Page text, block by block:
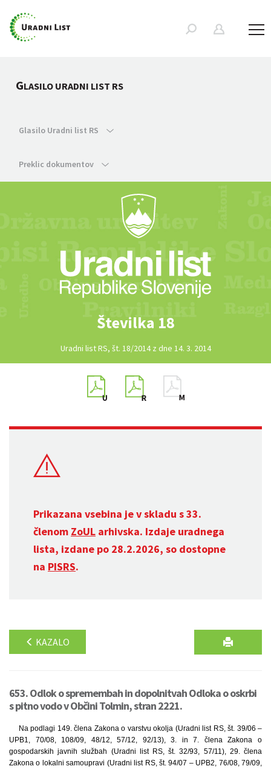
GLASILO URADNI LIST RS
Glasilo Uradni list RS
Preklic dokumentov
Številka 18
Uradni list RS, št. 18/2014 z dne 14. 3. 2014
Prikazana vsebina je v skladu s 33.
členom ZoUL arhivska. Izdaje uradnega
lista, izdane po 28.2.2026, so dostopne
na PISRS.
KAZALO
653. Odlok o spremembah in dopolnitvah Odloka o oskrbi
s pitno vodo v Občini Tolmin, stran 2221.
Na podlagi 149. člena Zakona o varstvu okolja (Uradni list RS, št. 39/06 –
UPB1, 70/08, 108/09, 48/12, 57/12, 92/13), 3. in 7. člena Zakona o
gospodarskih javnih službah (Uradni list RS, št. 32/93, 57/11), 29. člena
Zakona o lokalni samoupravi (Uradni list RS, št. 94/07 – UPB2, 76/08, 79/09,